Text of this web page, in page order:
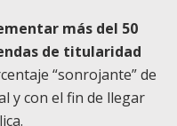
más del 50
de titularidad
“sonrojante” de
y con el fin de llegar